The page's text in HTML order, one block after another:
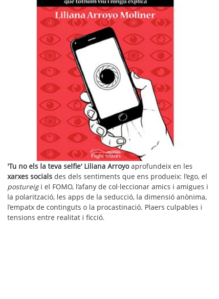
'Tu no els la teva selfie' Liliana Arroyoaprofundeix en les
xarxes socials des dels sentiments que ens produeix: l’ego, el
postureig i el FOMO, l’afany de col·leccionar amics i amigues i
la polarització, les apps de la seducció, la dimensió anònima,
l’empatx de continguts o la procastinació. Plaers culpables i
tensions entre realitat i ficció.